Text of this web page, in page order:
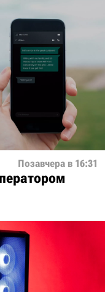
Позавчера в 16:31